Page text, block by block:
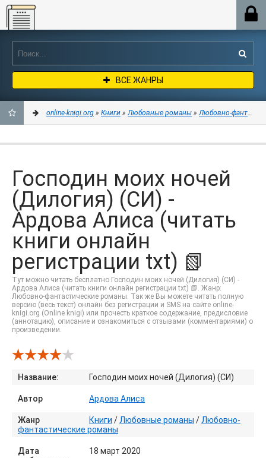
Online-knigi.org
ВСЕ ЖАНРЫ
ЗАКЛАДКИ
online-knigi.org » Книги »Любовные романы »Любовно-
Господин моих ночей
(Дилогия) (СИ) -
Ардова Алиса (читать
книги онлайн
регистрации txt) 📗
Тут можно читать бесплатно Господин моих ночей (Дилогия) (СИ) -
Ардова Алиса (читать книги онлайн регистрации txt) 📗. Жанр:
Любовно-фантастические романы. Так же Вы можете читать полную
версию (весь текст) онлайн без регистрации и SMS на сайте online-
knigi.org (Online knigi) или прочесть краткое содержание, предисловие
(аннотацию), описание и ознакомиться с отзывами (комментариями) о
произведении.
Название: Господин моих ночей (Дилогия) (СИ)
Автор Ардова Алиса
Жанр Книги / Любовные романы / Любовно-
фантастические романы
Дата
18 март 2020